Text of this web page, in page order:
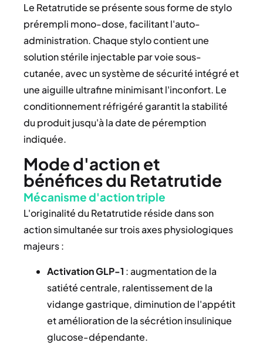
Le Retatrutide se présente sous forme de stylo
prérempli mono-dose, facilitant l'auto-
administration. Chaque stylo contient une
solution stérile injectable par voie sous-
cutanée, avec un système de sécurité intégré et
une aiguille ultrafine minimisant l'inconfort. Le
conditionnement réfrigéré garantit la stabilité
du produit jusqu'à la date de péremption
indiquée.
Mode d'action et
bénéfices du Retatrutide
Mécanisme d'action triple
L'originalité du Retatrutide réside dans son
action simultanée sur trois axes physiologiques
majeurs :
Activation GLP-1 : augmentation de la
satiété centrale, ralentissement de la
vidange gastrique, diminution de l'appétit
et amélioration de la sécrétion insulinique
glucose-dépendante.